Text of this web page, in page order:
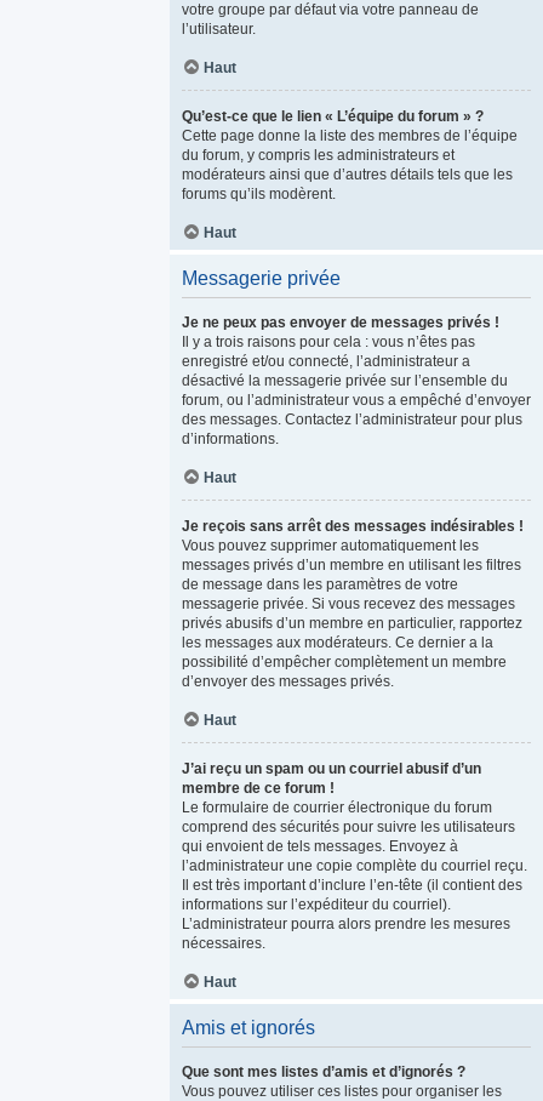
votre groupe par défaut via votre panneau de
l’utilisateur.
Haut
Qu’est-ce que le lien « L’équipe du forum » ?
Cette page donne la liste des membres de l’équipe
du forum, y compris les administrateurs et
modérateurs ainsi que d’autres détails tels que les
forums qu’ils modèrent.
Haut
Messagerie privée
Je ne peux pas envoyer de messages privés !
Il y a trois raisons pour cela : vous n’êtes pas
enregistré et/ou connecté, l’administrateur a
désactivé la messagerie privée sur l’ensemble du
forum, ou l’administrateur vous a empêché d’envoyer
des messages. Contactez l’administrateur pour plus
d’informations.
Haut
Je reçois sans arrêt des messages indésirables !
Vous pouvez supprimer automatiquement les
messages privés d’un membre en utilisant les filtres
de message dans les paramètres de votre
messagerie privée. Si vous recevez des messages
privés abusifs d’un membre en particulier, rapportez
les messages aux modérateurs. Ce dernier a la
possibilité d’empêcher complètement un membre
d’envoyer des messages privés.
Haut
J’ai reçu un spam ou un courriel abusif d’un
membre de ce forum !
Le formulaire de courrier électronique du forum
comprend des sécurités pour suivre les utilisateurs
qui envoient de tels messages. Envoyez à
l’administrateur une copie complète du courriel reçu.
Il est très important d’inclure l’en-tête (il contient des
informations sur l’expéditeur du courriel).
L’administrateur pourra alors prendre les mesures
nécessaires.
Haut
Amis et ignorés
Que sont mes listes d’amis et d’ignorés ?
Vous pouvez utiliser ces listes pour organiser les